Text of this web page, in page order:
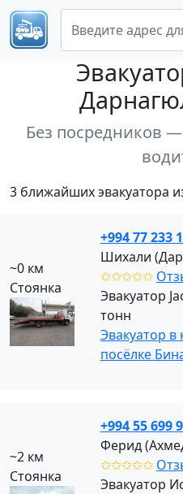
Без посредников
3 ближайших эвакуатора
~0 км
Стоянка
+994 77 233
Шихали
✩✩✩✩✩
Эвакуатор
тонн
Эвакуатор в
посёлке
~2 км
Стоянка
+994 55 699
Ферид
✩✩✩✩✩
Эвакуатор